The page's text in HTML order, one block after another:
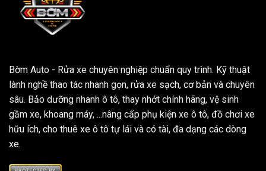
Bờm Auto - Rửa xe chuyên nghiệp chuẩn quy trình. Kỹ thuật
lành nghề thao tác nhanh gọn, rửa xe sạch, cơ bản và chuyên
sâu. Bảo dưỡng nhanh ô tô, thay nhớt chính hãng, vệ sinh
gầm xe, khoang máy, ...nâng cấp phụ kiện xe ô tô, đồ chơi xe
hữu ích, cho thuê xe ô tô tự lái và có tài, đa dạng các dòng
xe.